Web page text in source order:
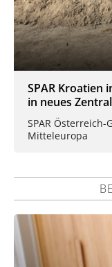
SPAR Kroatien
in neues
SPAR
Mitteleuropa